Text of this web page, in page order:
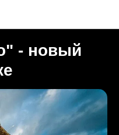
- новый